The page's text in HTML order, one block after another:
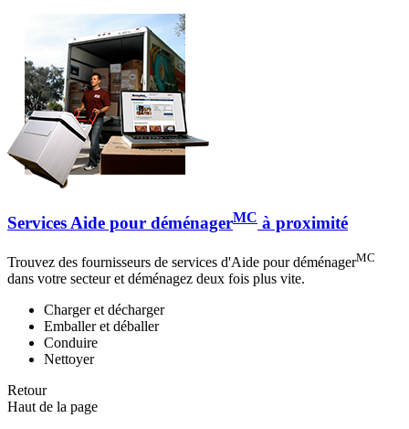
Services Aide pour déménagerMC à proximité
Trouvez des fournisseurs de services d'Aide pour déménagerMC
dans votre secteur et déménagez deux fois plus vite.
Charger et décharger
Emballer et déballer
Conduire
Nettoyer
Retour
Haut de la page